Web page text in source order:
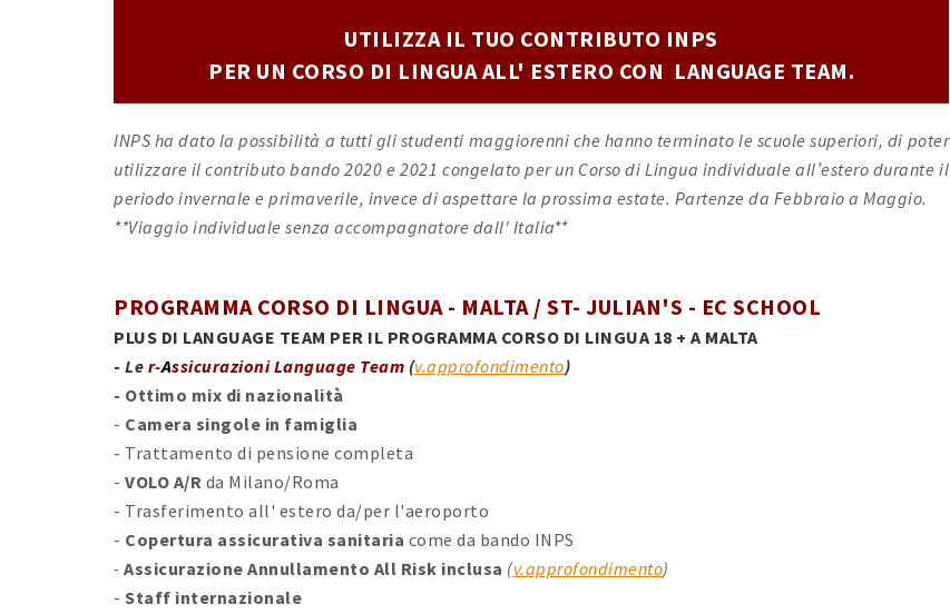
UTILIZZA IL TUO CONTRIBUTO INPS
PER UN CORSO DI LINGUA ALL' ESTERO CON LANGUAGE TEAM.
INPS ha dato la possibilità a tutti gli studenti maggiorenni che hanno terminato le scuole superiori, di poter
utilizzare il contributo bando 2020 e 2021 congelato per un Corso di Lingua individuale all’estero durante il
periodo invernale e primaverile, invece di aspettare la prossima estate. Partenze da Febbraio a Maggio.
**Viaggio individuale senza accompagnatore dall' Italia**
PROGRAMMA CORSO DI LINGUA - MALTA / ST- JULIAN'S - EC SCHOOL
PLUS DI LANGUAGE TEAM PER IL PROGRAMMA CORSO DI LINGUA 18 + A MALTA
- Le r-Assicurazioni Language Team (v.approfondimento)
- Ottimo mix di nazionalità
- Camera singole in famiglia
- Trattamento di pensione completa
- VOLO A/R da Milano/Roma
- Trasferimento all' estero da/per l'aeroporto
- Copertura assicurativa sanitaria come da bando INPS
- Assicurazione Annullamento All Risk inclusa (v.approfondimento)
- Staff internazionale